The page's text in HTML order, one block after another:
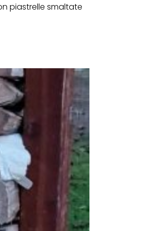
piastrelle smaltate